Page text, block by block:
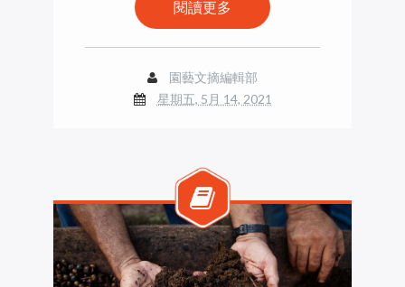
閱讀更多
園藝文摘編輯部
星期五, 5月 14, 2021